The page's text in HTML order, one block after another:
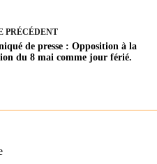
PRÉCÉDENT
de presse : Opposition à la
du 8 mai comme jour férié.